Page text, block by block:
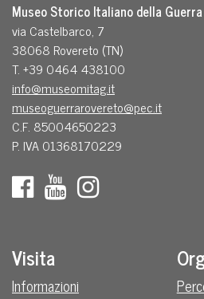
Museo Storico Italiano della Guerra
via Castelbarco, 7
38068 Rovereto (TN)
T. +39 0464 438100
info@museomitag.it
museoguerrarovereto@pec.it
C.F. 85004650223
P. IVA 01368170229
Visita
Informazioni